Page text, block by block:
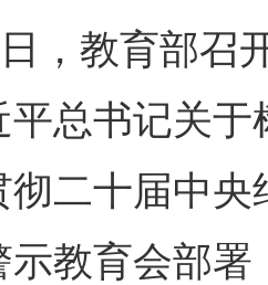
教育部召开
平总书记关
彻二十届中
示教育会部